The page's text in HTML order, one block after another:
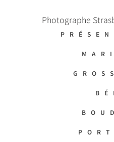
Photographe